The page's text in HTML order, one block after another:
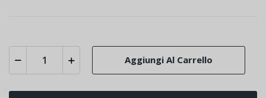
Aggiungi Al Carrello